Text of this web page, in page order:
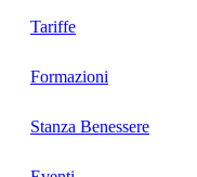
Tariffe
Formazioni
Stanza Benessere